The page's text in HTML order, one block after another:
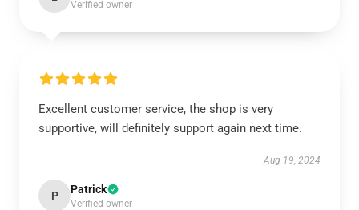
Verified owner
Excellent customer service, the shop is very
supportive, will definitely support again next time.
Aug 19, 2024
P Patrick
Verified owner